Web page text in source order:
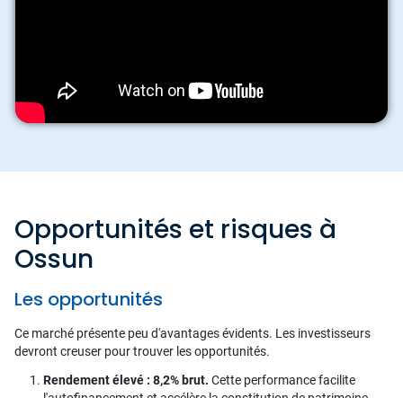
Opportunités et risques à
Ossun
Les opportunités
Ce marché présente peu d'avantages évidents. Les investisseurs
devront creuser pour trouver les opportunités.
Rendement élevé : 8,2% brut. Cette performance facilite